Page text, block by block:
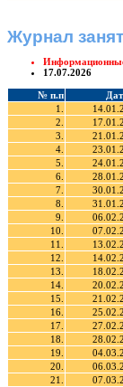
Журнал
Информационные
17.07.2026
№ п.п
1.
2.
3.
4.
5.
6.
7.
8.
9.
10.
11.
12.
13.
14.
15.
16.
17.
18.
19.
20.
21.